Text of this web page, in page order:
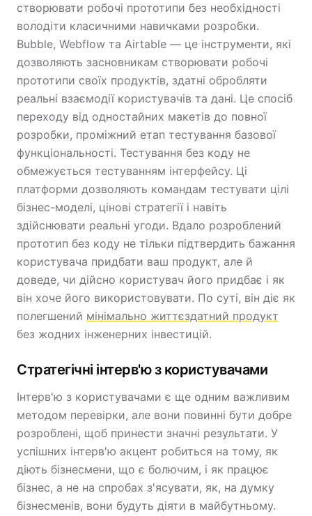
створювати робочі прототипи без необхідності
володіти класичними навичками розробки.
Bubble, Webflow та Airtable — це інструменти, які
дозволяють засновникам створювати робочі
прототипи своїх продуктів, здатні обробляти
реальні взаємодії користувачів та дані. Це спосіб
переходу від одностайних макетів до повної
розробки, проміжний етап тестування базової
функціональності. Тестування без коду не
обмежується тестуванням інтерфейсу. Ці
платформи дозволяють командам тестувати цілі
бізнес-моделі, цінові стратегії і навіть
здійснювати реальні угоди. Вдало розроблений
прототип без коду не тільки підтвердить бажання
користувача придбати ваш продукт, але й
доведе, чи дійсно користувач його придбає і як
він хоче його використовувати. По суті, він діє як
полегшений мінімально життєздатний продукт
без жодних інженерних інвестицій.
Стратегічні інтерв'ю з користувачами
Інтерв'ю з користувачами є ще одним важливим
методом перевірки, але вони повинні бути добре
розроблені, щоб принести значні результати. У
успішних інтерв'ю акцент робиться на тому, як
діють бізнесмени, що є болючим, і як працює
бізнес, а не на спробах з'ясувати, як, на думку
бізнесменів, вони будуть діяти в майбутньому.